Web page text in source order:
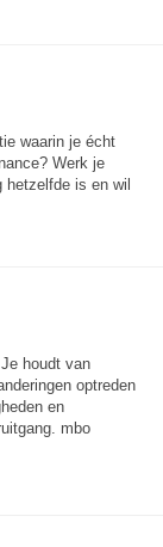
waarin je écht
Werk je
is en wil
houdt van
optreden
en
mbo